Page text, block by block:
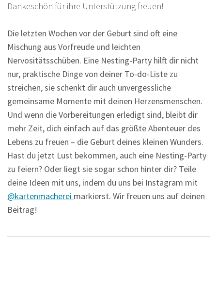
Dankeschön für ihre Unterstützung freuen!
Die letzten Wochen vor der Geburt sind oft eine
Mischung aus Vorfreude und leichten
Nervositätsschüben. Eine Nesting-Party hilft dir nicht
nur, praktische Dinge von deiner To-do-Liste zu
streichen, sie schenkt dir auch unvergessliche
gemeinsame Momente mit deinen Herzensmenschen.
Und wenn die Vorbereitungen erledigt sind, bleibt dir
mehr Zeit, dich einfach auf das größte Abenteuer des
Lebens zu freuen – die Geburt deines kleinen Wunders.
Hast du jetzt Lust bekommen, auch eine Nesting-Party
zu feiern? Oder liegt sie sogar schon hinter dir? Teile
deine Ideen mit uns, indem du uns bei Instagram mit
@kartenmacherei markierst. Wir freuen uns auf deinen
Beitrag!